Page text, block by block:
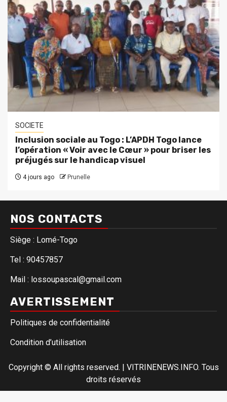
SOCIETE
Inclusion sociale au Togo : L’APDH Togo lance
l’opération « Voir avec le Cœur » pour briser les
préjugés sur le handicap visuel
4 jours ago Prunelle
NOS CONTACTS
Siège : Lomé-Togo
Tel : 90457857
Mail : lossoupascal@gmail.com
AVERTISSEMENT
Politiques de confidentialité
Condition d’utilisation
Copyright © All rights reserved.
VITRINENEWS.INFO. Tous
droits réservés